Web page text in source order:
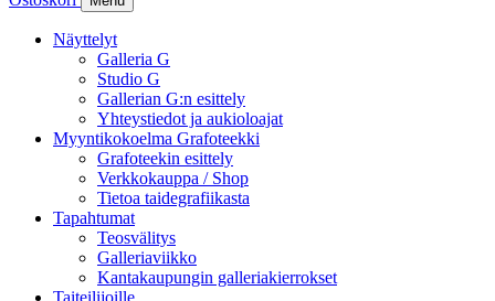
Näyttelyt
Galleria G
Studio G
Gallerian G:n esittely
Yhteystiedot ja aukioloajat
Myyntikokoelma Grafoteekki
Grafoteekin esittely
Verkkokauppa / Shop
Tietoa taidegrafiikasta
Tapahtumat
Teosvälitys
Galleriaviikko
Kantakaupungin galleriakierrokset
Taiteilijoille